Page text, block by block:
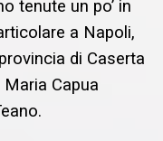
tenute un po’ in
a Napoli,
di Caserta
Capua